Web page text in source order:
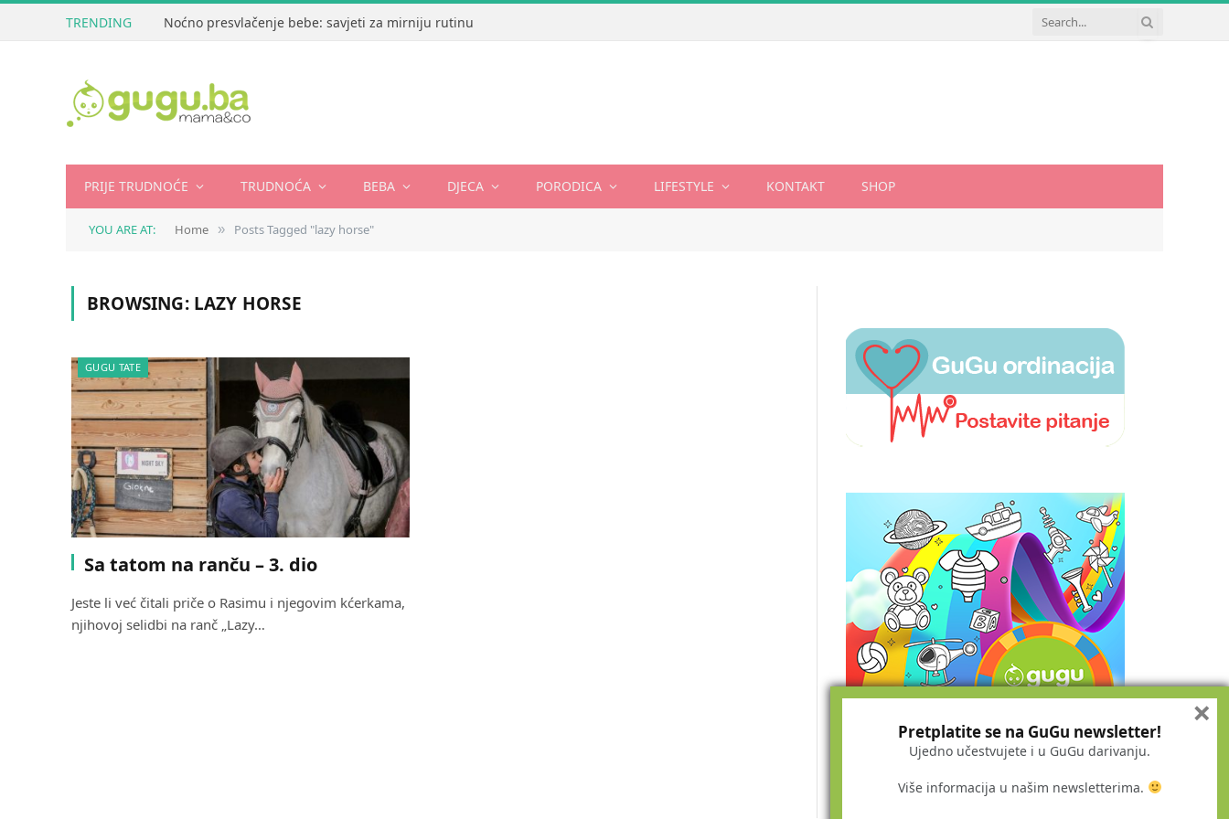
TRENDING Noćno presvlačenje bebe: savjeti za mirniju rutinu
PRIJE TRUDNOĆE TRUDNOĆA BEBA DJECA PORODICA LIFESTYLE KONTAKT SHOP
YOU ARE AT: Home » Posts Tagged "lazy horse"
BROWSING: LAZY HORSE
GUGU TATE
Sa tatom na ranču – 3. dio
Jeste li već čitali priče o Rasimu i njegovim kćerkama,
njihovoj selidbi na ranč „Lazy…
Pretplatite se na GuGu newsletter!
Ujedno učestvujete i u GuGu darivanju.
Više informacija u našim newsletterima.
×